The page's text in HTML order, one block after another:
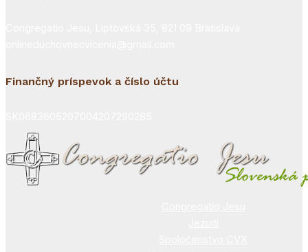
Finančný príspevok a číslo účtu